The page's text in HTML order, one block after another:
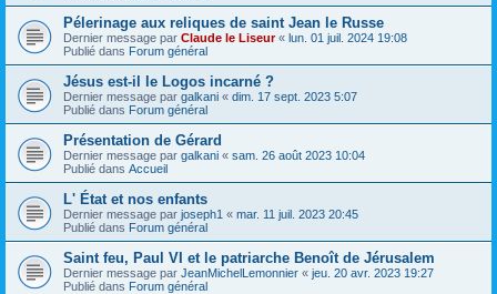
Pélerinage aux reliques de saint Jean le Russe
Dernier message par Claude le Liseur« lun. 01 juil. 2024 19:08
Publié dans Forum général
Jésus est-il le Logos incarné ?
Dernier message par galkani « dim. 17 sept. 2023 5:07
Publié dans Forum général
Présentation de Gérard
Dernier message par galkani « sam. 26 août 2023 10:04
Publié dans Accueil
L' État et nos enfants
Dernier message par joseph1 « mar. 11 juil. 2023 20:45
Publié dans Forum général
Saint feu, Paul VI et le patriarche Benoît de Jérusalem
Dernier message par JeanMichelLemonnier « jeu. 20 avr. 2023 19:27
Publié dans Forum général